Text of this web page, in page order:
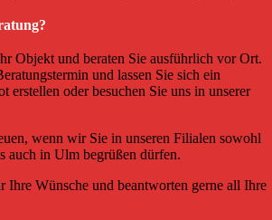
Objekt und beraten Sie ausführlich vor Ort.
und lassen Sie sich ein
erstellen oder besuchen Sie uns in unserer
wenn wir Sie in unseren Filialen sowohl
auch in Ulm begrüßen dürfen.
Ihre Wünsche und beantworten gerne all Ihre